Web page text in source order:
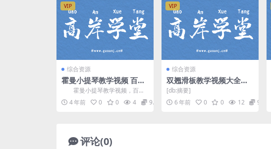
VIP
综合资源
霍曼小提琴教学视频 百度
网盘分享
霍曼小提琴教学视频，百度
网盘分享小提琴课程128M标清
视频。 资源目录 ...
4 年前 0 0 4 9.9
VIP
综合资源
双翘滑板教学视频大全
（视频打包）百度网盘
[db:摘要]
6 年前
0 0 12 9.9
评论(0)